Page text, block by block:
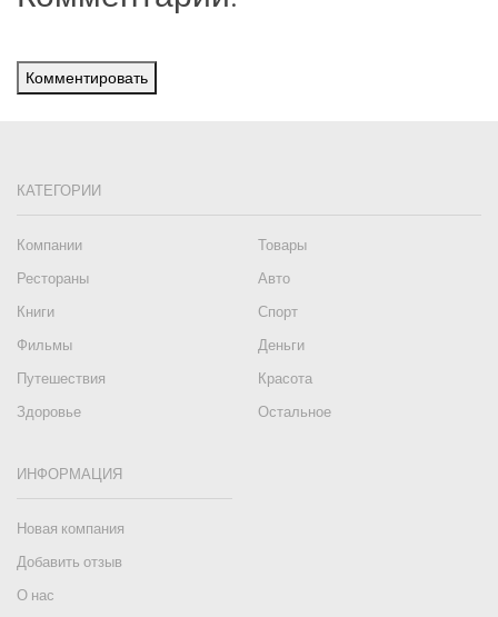
Комментировать
КАТЕГОРИИ
Компании
Товары
Рестораны
Авто
Книги
Спорт
Фильмы
Деньги
Путешествия
Красота
Здоровье
Остальное
ИНФОРМАЦИЯ
Новая компания
Добавить отзыв
О нас